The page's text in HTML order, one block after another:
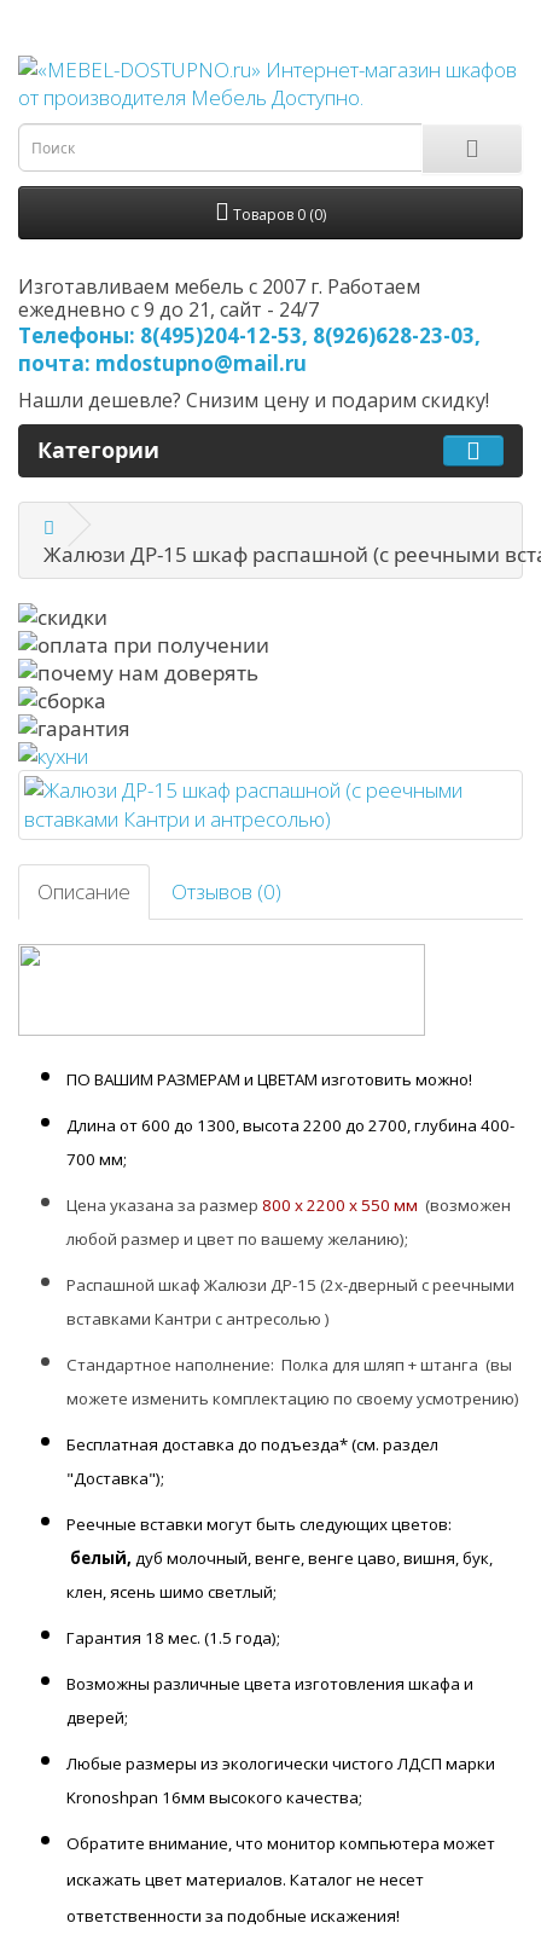
Товаров 0 (0)
Изготавливаем мебель с 2007 г. Работаем
ежедневно с 9 до 21, cайт - 24/7
Телефоны: 8(495)204-12-53, 8(926)628-23-03,
почта: mdostupno@mail.ru
Нашли дешевле? Снизим цену и подарим скидку!
Категории
Жалюзи ДР-15 шкаф распашной (с реечными
Описание Отзывов (0)
ПО ВАШИМ РАЗМЕРАМ и ЦВЕТАМ изготовить можно!
Длина от 600 до 1300, высота 2200 до 2700, глубина 400-
700 мм;
Цена указана за размер 800 х 2200 х 550 мм (возможен
любой размер и цвет по вашему желанию);
Распашной шкаф Жалюзи ДР-15 (2х-дверный с реечными
вставками Кантри с антресолью )
Стандартное наполнение: Полка для шляп + штанга (вы
можете изменить комплектацию по своему усмотрению)
Бесплатная доставка до подъезда* (см. раздел
"Доставка");
Реечные вставки могут быть следующих цветов:
белый, дуб молочный, венге, венге цаво, вишня, бук,
клен, ясень шимо светлый;
Гарантия 18 мес. (1.5 года);
Возможны различные цвета изготовления шкафа и
дверей;
Любые размеры из экологически чистого ЛДСП марки
Kronoshpan 16мм высокого качества;
Обратите внимание, что монитор компьютера может
искажать цвет материалов. Каталог не несет
ответственности за подобные искажения!